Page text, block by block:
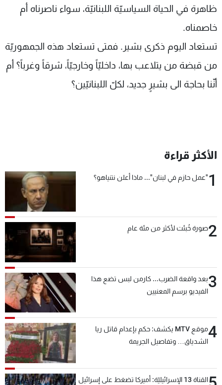
ظاهرة في الحياة السياسيّة اللبنانيّة، سواء ناصرناه أم
خاصمناه.
تستعاد اليوم ذكرى بشير. فمتى تستعاد هذه الجمهوريّة
من قبضة من يتلاعب بها، داخليّاً وخارجيّاً، شرقاً وغرباً؟ أم
أنّنا بحاجة الى بشيرٍ جديد، لكلّ اللبنانيّين؟
الأكثر قراءة
1"عمل حازم في لبنان"... ماذا أعلن نتنياهو؟
2صورة خُبئت لأكثر من مئة عام
3بعد واقعة الضرب... كارمن لبس تضع هذا
الفيديو برسم المعنيين
4
موقع MTV يكشف: حكم بإعدام قاتل ريا
الشدياق… وتفاصيل الجريمة
القناة 13 الإسرائيليّة: أميركا تضغط على إسرائيل